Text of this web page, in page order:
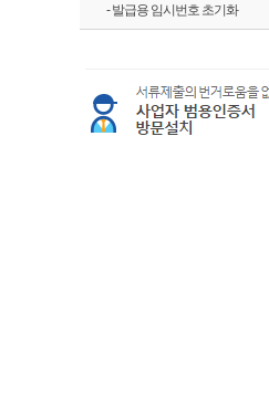
- 발급용 임시번호 초기화